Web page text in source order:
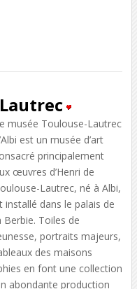
musée Toulouse-Lautrec
est un musée d’art
principalement
œuvres d’Henri de
Lautrec, né à Albi,
installé dans le palais de
Berbie. Toiles de
portraits majeurs,
des maisons
en font une collection
abondante production